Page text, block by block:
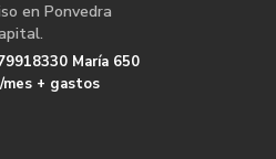
en Ponvedra
María 650
/mes + gastos